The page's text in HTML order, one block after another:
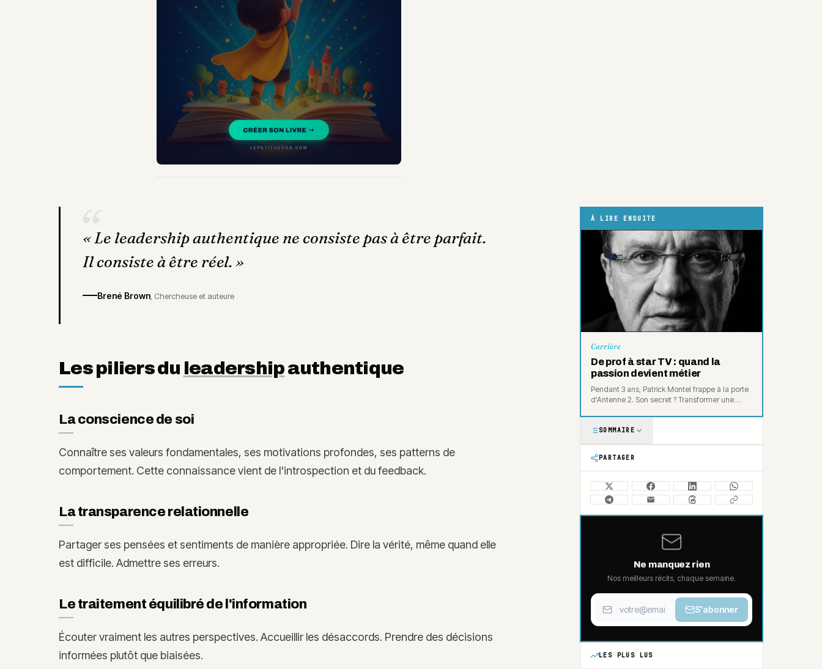
“
«Le leadership authentique ne consiste pas à être parfait.
Il consiste à être réel.»
Brené Brown Chercheuse et auteure
Les piliers du leadershipauthentique
La conscience de soi
Connaître ses valeurs fondamentales, ses motivations profondes, ses patterns de
comportement. Cette connaissance vient de l'introspection et du feedback.
La transparence relationnelle
Partager ses pensées et sentiments de manière appropriée. Dire la vérité, même quand elle
est difficile. Admettre ses erreurs.
Le traitement équilibré de l'information
Écouter vraiment les autres perspectives. Accueillir les désaccords. Prendre des décisions
informées plutôt que biaisées.
À LIRE ENSUITE
Carrière
De prof à star TV : quand la
passion devient métier
Pendant 3 ans, Patrick Montel frappe à la porte
d'Antenne 2. Son secret ? Transformer une
professionnelle.
SOMMAIRE
PARTAGER
Ne manquez rien
Nos meilleurs récits, chaque semaine.
S'abonner
LES PLUS LUS